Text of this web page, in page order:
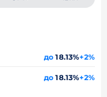
до 18.13%+2%
до 18.13%+2%